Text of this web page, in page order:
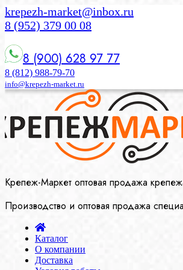
krepezh-market@inbox.ru
8 (952) 379 00 08
8 (900) 628 97 77
8 (812) 988-79-70
info@krepezh-market.ru
Крепеж-Маркет оптовая продажа
Производство и оптовая продажа
Каталог
О компании
Доставка